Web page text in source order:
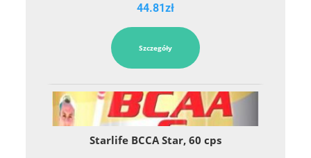
44.81zł
Szczegóły
Starlife BCCA Star, 60 cps